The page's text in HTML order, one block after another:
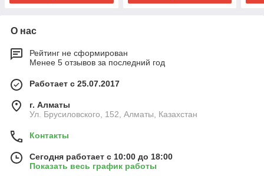
О нас
Рейтинг не сформирован
Менее 5 отзывов за последний год
Работает с 25.07.2017
г. Алматы
Ул. Брусиловского, 152, Алматы, Казахстан
Контакты
Сегодня работает с 10:00 до 18:00
Показать весь график работы